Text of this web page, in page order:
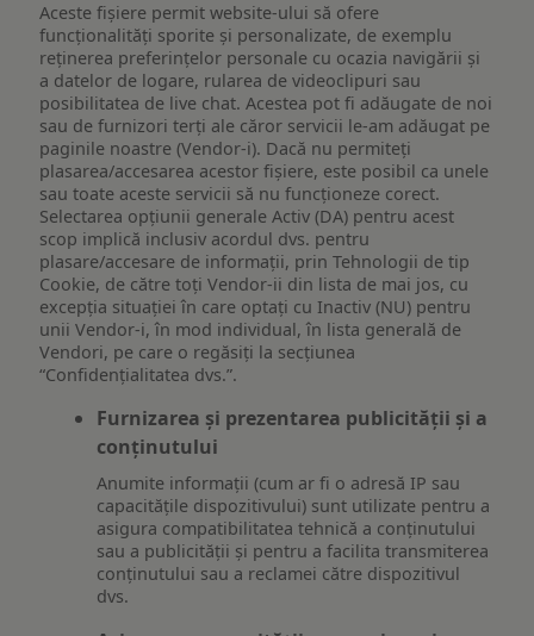
Aceste fișiere permit website-ului să ofere
funcționalități sporite și personalizate, de exemplu
reţinerea preferinţelor personale cu ocazia navigării și
a datelor de logare, rularea de videoclipuri sau
posibilitatea de live chat. Acestea pot fi adăugate de noi
sau de furnizori terți ale căror servicii le-am adăugat pe
paginile noastre (Vendor-i). Dacă nu permiteți
plasarea/accesarea acestor fișiere, este posibil ca unele
sau toate aceste servicii să nu funcționeze corect.
Selectarea opțiunii generale Activ (DA) pentru acest
scop implică inclusiv acordul dvs. pentru
plasare/accesare de informații, prin Tehnologii de tip
Cookie, de către toți Vendor-ii din lista de mai jos, cu
excepția situației în care optați cu Inactiv (NU) pentru
unii Vendor-i, în mod individual, în lista generală de
Vendori, pe care o regăsiți la secțiunea
“Confidențialitatea dvs.”.
Furnizarea și prezentarea publicității și a
conținutului
Anumite informații (cum ar fi o adresă IP sau
capacitățile dispozitivului) sunt utilizate pentru a
asigura compatibilitatea tehnică a conținutului
sau a publicității și pentru a facilita transmiterea
conținutului sau a reclamei către dispozitivul
dvs.